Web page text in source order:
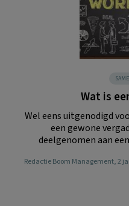
Wat is
Wel eens uitgenodigd
een gewone
deelgenomen aan
Redactie Boom Management, 2